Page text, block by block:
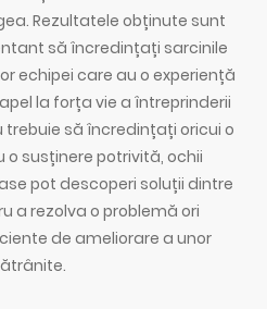
Rezultatele obținute sunt
să încredințați sarcinile
echipei care au o experiență
la forța vie a întreprinderii
să încredințați oricui o
susținere potrivită, ochii
pot descoperi soluții dintre
a rezolva o problemă ori
de ameliorare a unor